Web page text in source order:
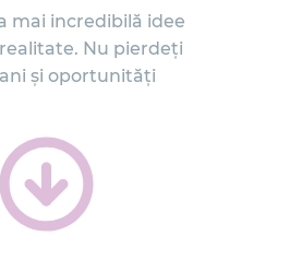
mai incredibilă idee
Nu pierdeți
și oportunități